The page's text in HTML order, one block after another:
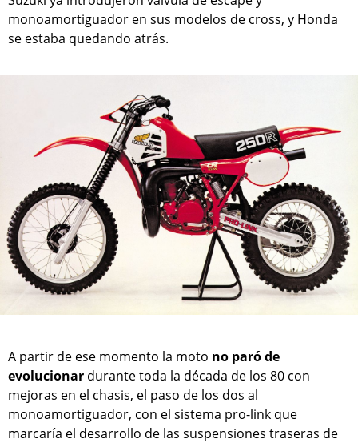
monoamortiguador en sus modelos de cross, y Honda
se estaba quedando atrás.
A partir de ese momento la moto no paró de
evolucionar durante toda la década de los 80 con
mejoras en el chasis, el paso de los dos al
monoamortiguador, con el sistema pro-link que
marcaría el desarrollo de las suspensiones traseras de